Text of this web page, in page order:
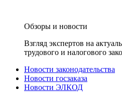
Обзоры и новости
Взгляд экспертов на
трудового и налогового
Новости законодательства
Новости госзаказа
Новости ЭЛКОД